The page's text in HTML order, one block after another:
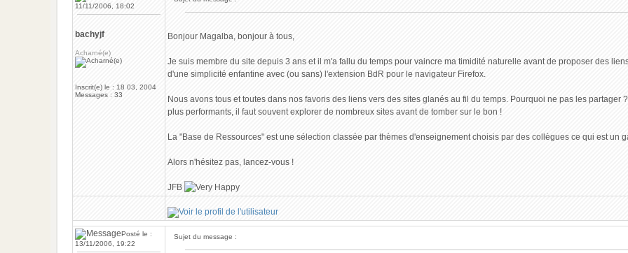
11/11/2006, 18:02
bachyjf
Acharné(e)
Inscrit(e) le : 18 03, 2004
Messages : 33
Bonjour Magalba, bonjour à tous,
Je suis membre du site depuis 3 ans et il m'a fallu du temps pour vaincre ma timidité naturelle avant de proposer des
d'une simplicité enfantine avec (ou sans) l'extension BdR pour le navigateur Firefox.
Nous avons tous et toutes dans nos favoris des liens vers des sites glanés au fil du temps. Pourquoi ne pas les partager
plus performants, il faut souvent explorer de nombreux sites avant de tomber sur le bon !
La "Base de Ressources" est une sélection classée par thèmes d'enseignement choisis par des collègues ce qui est un
Alors n'hésitez pas, lancez-vous !
JFB
Posté le :
13/11/2006, 19:22
Sujet du message :